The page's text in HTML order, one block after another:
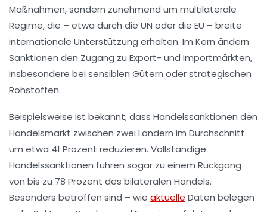
Maßnahmen, sondern zunehmend um multilaterale
Regime, die – etwa durch die UN oder die EU – breite
internationale Unterstützung erhalten. Im Kern ändern
Sanktionen den Zugang zu Export- und Importmärkten,
insbesondere bei sensiblen Gütern oder strategischen
Rohstoffen.
Beispielsweise ist bekannt, dass Handelssanktionen den
Handelsmarkt zwischen zwei Ländern im Durchschnitt
um etwa 41 Prozent reduzieren. Vollständige
Handelssanktionen führen sogar zu einem Rückgang
von bis zu 78 Prozent des bilateralen Handels.
Besonders betroffen sind – wie aktuelle Daten belegen